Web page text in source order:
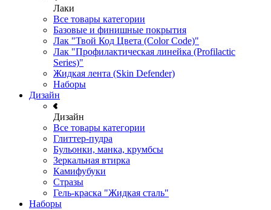
Лаки
Все товары категории
Базовые и финишные покрытия
Лак "Твой Код Цвета (Color Code)"
Лак "Профилактическая линейка (Profilactic
Series)"
Жидкая лента (Skin Defender)
Наборы
Дизайн
Дизайн
Все товары категории
Глиттер-пудра
Бульонки, манка, крумбсы
Зеркальная втирка
Камифубуки
Стразы
Гель-краска "Жидкая сталь"
Наборы